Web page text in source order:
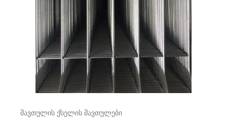
მავთულის ქსელის მავთულები